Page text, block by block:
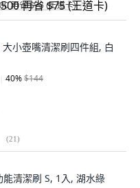
再省 $75 (王道卡)
大小壺嘴清潔刷四件組, 白
40%$144
(21)
清潔刷 S, 1入, 湖水綠